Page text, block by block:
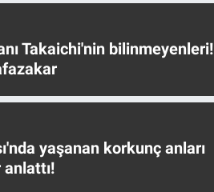
Takaichi'nin bilinmeyenleri!
yaşanan korkunç anları
anlattı!